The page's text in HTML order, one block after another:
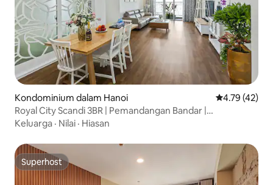
Kondominium dalam Hanoi Penarafan
4.79 (42)
Royal City Scandi 3BR | Pemandangan Bandar |
Balkoni+Tab Mandi
Keluarga · Nilai · Hiasan
Superhost
Superhost